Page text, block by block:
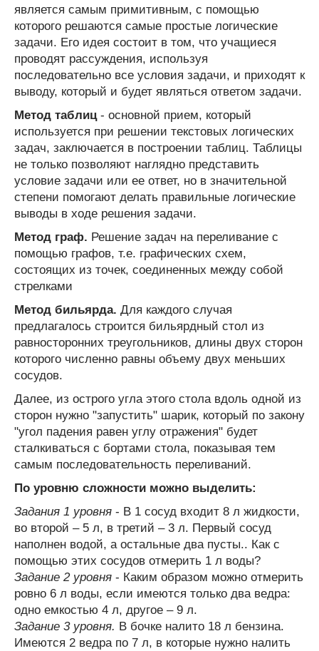
является самым примитивным, с помощью
которого решаются самые простые логические
задачи. Его идея состоит в том, что учащиеся
проводят рассуждения, используя
последовательно все условия задачи, и приходят к
выводу, который и будет являться ответом задачи.
Метод таблиц- основной прием, который
используется при решении текстовых логических
задач, заключается в построении таблиц. Таблицы
не только позволяют наглядно представить
условие задачи или ее ответ, но в значительной
степени помогают делать правильные логические
выводы в ходе решения задачи.
Метод граф. Решение задач на переливание с
помощью графов, т.е. графических схем,
состоящих из точек, соединенных между собой
стрелками
Метод бильярда. Для каждого случая
предлагалось строится бильярдный стол из
равносторонних треугольников, длины двух сторон
которого численно равны объему двух меньших
сосудов.
Далее, из острого угла этого стола вдоль одной из
сторон нужно "запустить" шарик, который по закону
"угол падения равен углу отражения" будет
сталкиваться с бортами стола, показывая тем
самым последовательность переливаний.
По уровню сложности можно выделить:
Задания 1 уровня - В 1 сосуд входит 8 л жидкости,
во второй – 5 л, в третий – 3 л. Первый сосуд
наполнен водой, а остальные два пусты.. Как с
помощью этих сосудов отмерить 1 л воды?
Задание 2 уровня - Каким образом можно отмерить
ровно 6 л воды, если имеются только два ведра:
одно емкостью 4 л, другое – 9 л.
Задание 3 уровня. В бочке налито 18 л бензина.
Имеются 2 ведра по 7 л, в которые нужно налить